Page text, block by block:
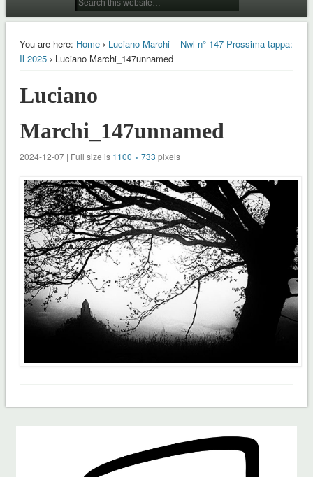
You are here: Home› Luciano Marchi – Nwl n° 147 Prossima tappa:
Il 2025› Luciano Marchi_147unnamed
Luciano
Marchi_147unnamed
2024-12-07 | Full size is 1100 × 733 pixels